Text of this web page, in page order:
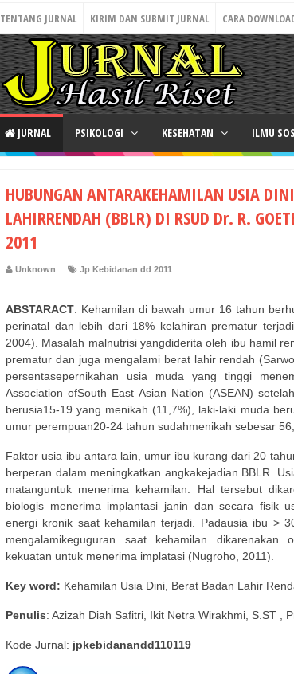
TENTANG JURNAL KIRIM DAN SUBMIT JURNAL CARA
JURNAL PSIKOLOGI KESEHATAN ILMU
HUBUNGAN ANTARAKEHAMILAN USIA
LAHIRRENDAH (BBLR) DI RSUD Dr. R.
2011
Unknown Jp Kebidanan dd 2011
ABSTARACT: Kehamilan di bawah umur 16 tahun
perinatal dan lebih dari 18% kelahiran prematur
2004). Masalah malnutrisi yangdiderita oleh ibu hamil
prematur dan juga mengalami berat lahir rendah
persentasepernikahan usia muda yang tinggi
Association ofSouth East Asian Nation (ASEAN)
berusia15-19 yang menikah (11,7%), laki-laki muda
umur perempuan20-24 tahun sudahmenikah sebesar
Faktor usia ibu antara lain, umur ibu kurang dari 20
berperan dalam meningkatkan angkakejadian BBLR.
matanguntuk menerima kehamilan. Hal tersebut
biologis menerima implantasi janin dan secara fisik
energi kronik saat kehamilan terjadi. Padausia ibu >
mengalamikeguguran saat kehamilan
kekuatan untuk menerima implatasi (Nugroho, 2011).
Key word: Kehamilan Usia Dini, Berat Badan Lahir
Penulis: Azizah Diah Safitri, Ikit Netra Wirakhmi, S.ST ,
Kode Jurnal: jpkebidanandd110119